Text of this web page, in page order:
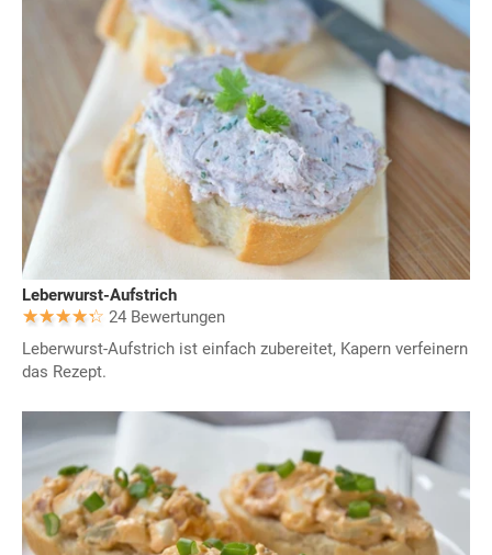
Leberwurst-Aufstrich
24 Bewertungen
Leberwurst-Aufstrich ist einfach zubereitet, Kapern verfeinern
das Rezept.